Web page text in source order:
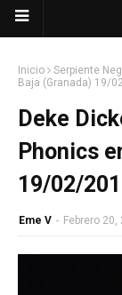
Inicio Serpiente
Baja (Granada) 19/
Deke
Phonics
19/02/
Eme V - Febrero 20,